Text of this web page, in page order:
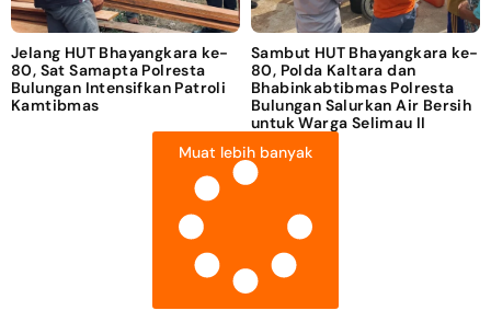
Jelang HUT Bhayangkara ke-
80, Sat Samapta Polresta
Bulungan Intensifkan Patroli
Kamtibmas
Sambut HUT Bhayangkara ke-
80, Polda Kaltara dan
Bhabinkabtibmas Polresta
Bulungan Salurkan Air Bersih
untuk Warga Selimau II
Muat lebih banyak